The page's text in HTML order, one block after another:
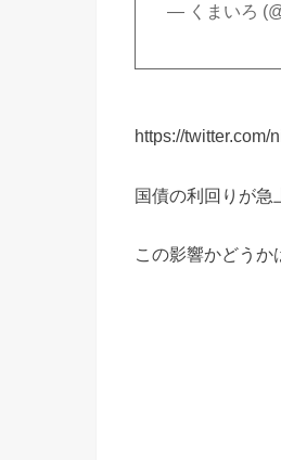
— くまいろ
https://
国債の利回りが急
この影響かどうか